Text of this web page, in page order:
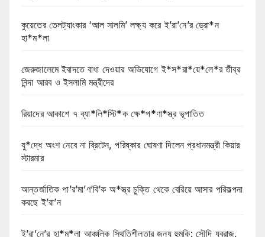
কুয়েতের তেলট্যাংকার ‘আল সালমি’ লক্ষ্য করে ই’রা’নে’র ড্রো*ন
হা*ম*লা
জেরুজালেমে ইবাদতে বাধা দেওয়ার অভিযোগে ই*স*রা*য়ে*লে*র তীব্র
নিন্দা আরব ও ইসলামি মন্ত্রীদের
রিয়াদের আকাশে ৭ ব্যা*লি*স্টি*ক ক্ষে*প*ণা*স্ত্র ভূপাতিত
যু*দ্ধে অংশ নেবে না ব্রিটেন, পরিষ্কার ঘোষণা দিলেন প্রধানমন্ত্রী কিয়ার
স্টারমার
আন্তর্জাতিক পা’র’মা’ণ’বি’ক অ*স্ত্র চুক্তি থেকে বেরিয়ে আসার পরিকল্পনা
করছে ই’রা’ন
ই’রা’নে’র হা*ম*লা আঞ্চলিক স্থিতিশীলতার জন্য হুমকি: সৌদি যুবরাজ,